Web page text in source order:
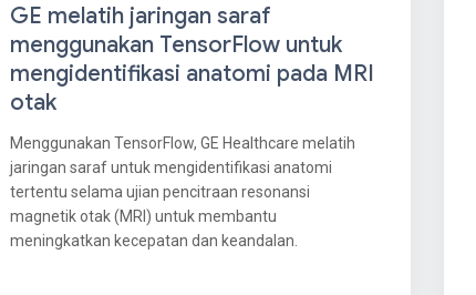
GE melatih jaringan saraf
menggunakan TensorFlow untuk
mengidentifikasi anatomi pada MRI
otak
Menggunakan TensorFlow, GE Healthcare melatih
jaringan saraf untuk mengidentifikasi anatomi
tertentu selama ujian pencitraan resonansi
magnetik otak (MRI) untuk membantu
meningkatkan kecepatan dan keandalan.